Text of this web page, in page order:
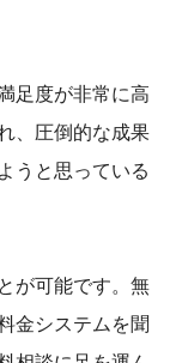
足度が非常に高
、圧倒的な成果
うと思っている
が可能です。無
金システムを聞